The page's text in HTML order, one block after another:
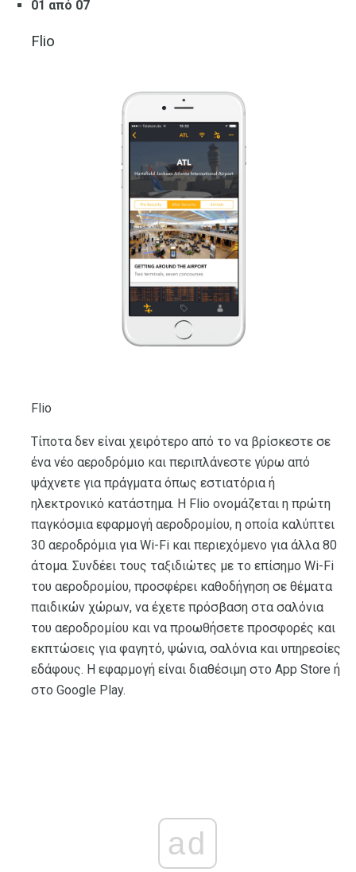
01 από 07
Flio
Flio
Τίποτα δεν είναι χειρότερο από το να βρίσκεστε σε
ένα νέο αεροδρόμιο και περιπλάνεστε γύρω από
ψάχνετε για πράγματα όπως εστιατόρια ή
ηλεκτρονικό κατάστημα. Η Flio ονομάζεται η πρώτη
παγκόσμια εφαρμογή αεροδρομίου, η οποία καλύπτει
30 αεροδρόμια για Wi-Fi και περιεχόμενο για άλλα 80
άτομα. Συνδέει τους ταξιδιώτες με το επίσημο Wi-Fi
του αεροδρομίου, προσφέρει καθοδήγηση σε θέματα
παιδικών χώρων, να έχετε πρόσβαση στα σαλόνια
του αεροδρομίου και να προωθήσετε προσφορές και
εκπτώσεις για φαγητό, ψώνια, σαλόνια και υπηρεσίες
εδάφους. Η εφαρμογή είναι διαθέσιμη στο App Store ή
στο Google Play.
ad